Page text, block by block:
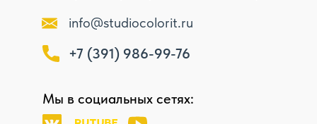
info@studiocolorit.ru
+7 (391) 986-99-76
Мы в социальных сетях: